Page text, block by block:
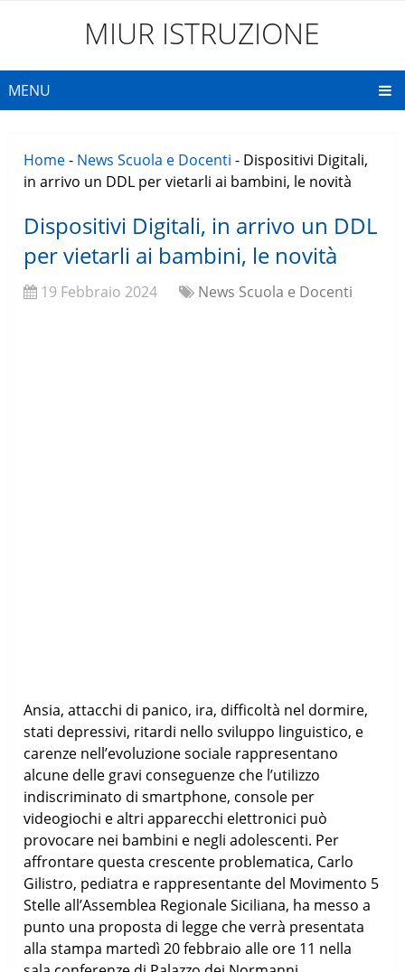
MIUR ISTRUZIONE
MENU
Home- News Scuola e Docenti - Dispositivi Digitali,
in arrivo un DDL per vietarli ai bambini, le novità
Dispositivi Digitali, in arrivo un DDL
per vietarli ai bambini, le novità
19 Febbraio 2024 News Scuola e Docenti
Ansia, attacchi di panico, ira, difficoltà nel dormire,
stati depressivi, ritardi nello sviluppo linguistico, e
carenze nell’evoluzione sociale rappresentano
alcune delle gravi conseguenze che l’utilizzo
indiscriminato di smartphone, console per
videogiochi e altri apparecchi elettronici può
provocare nei bambini e negli adolescenti. Per
affrontare questa crescente problematica, Carlo
Gilistro, pediatra e rappresentante del Movimento 5
Stelle all’Assemblea Regionale Siciliana, ha messo a
punto una proposta di legge che verrà presentata
alla stampa martedì 20 febbraio alle ore 11 nella